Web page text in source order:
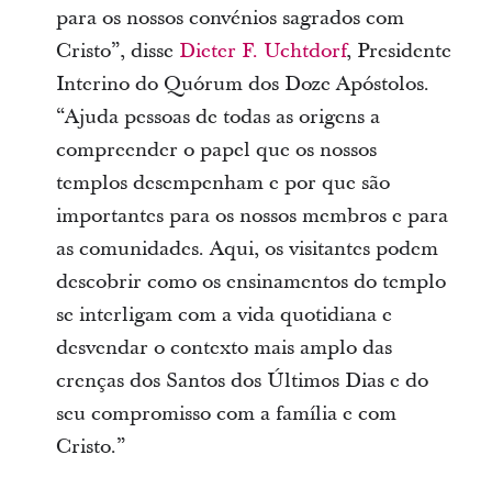
para os nossos convénios sagrados com
Cristo”, disse Dieter F. Uchtdorf, Presidente
Interino do Quórum dos Doze Apóstolos.
“Ajuda pessoas de todas as origens a
compreender o papel que os nossos
templos desempenham e por que são
importantes para os nossos membros e para
as comunidades. Aqui, os visitantes podem
descobrir como os ensinamentos do templo
se interligam com a vida quotidiana e
desvendar o contexto mais amplo das
crenças dos Santos dos Últimos Dias e do
seu compromisso com a família e com
Cristo.”